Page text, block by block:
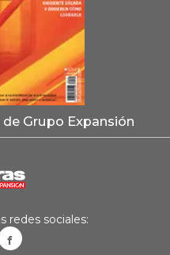
Grupo Expansión
redes sociales: